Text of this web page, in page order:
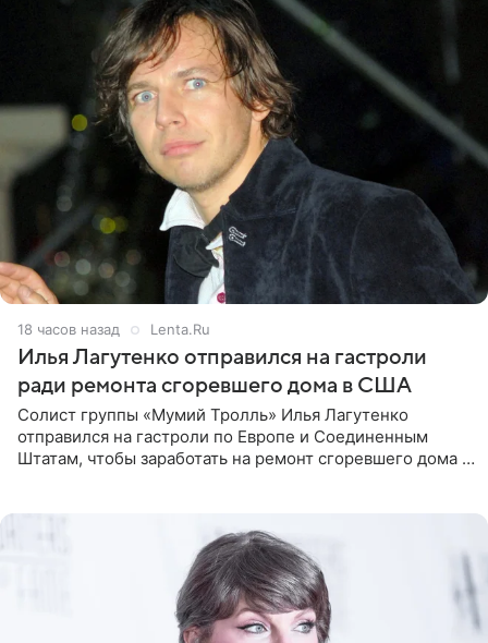
18 часов назад Lenta.Ru
Илья Лагутенко отправился на гастроли
ради ремонта сгоревшего дома в США
Солист группы «Мумий Тролль» Илья Лагутенко
отправился на гастроли по Европе и Соединенным
Штатам, чтобы заработать на ремонт сгоревшего дома в